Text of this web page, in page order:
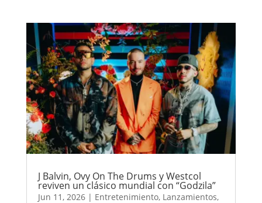
J Balvin, Ovy On The Drums y Westcol
reviven un clásico mundial con “Godzila”
Jun 11, 2026| Entretenimiento, Lanzamientos,